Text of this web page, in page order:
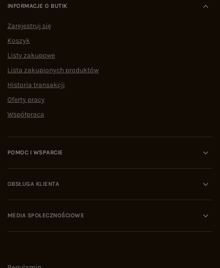
INFORMACJE O BUTIK
Zarejestruj się
Koszyk
Listy zakupowe
Lista zakupionych produktów
Historia transakcji
Oferty pracy
Współpraca
POMOC I WSPARCIE
OBSŁUGA KLIENTA
MEDIA SPOŁECZNOŚCIOWE